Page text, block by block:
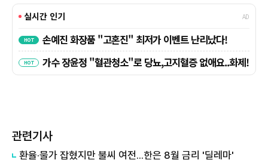
관련기사
환율·물가 잡혔지만 불씨 여전...한은 8월 금리 '딜레마'